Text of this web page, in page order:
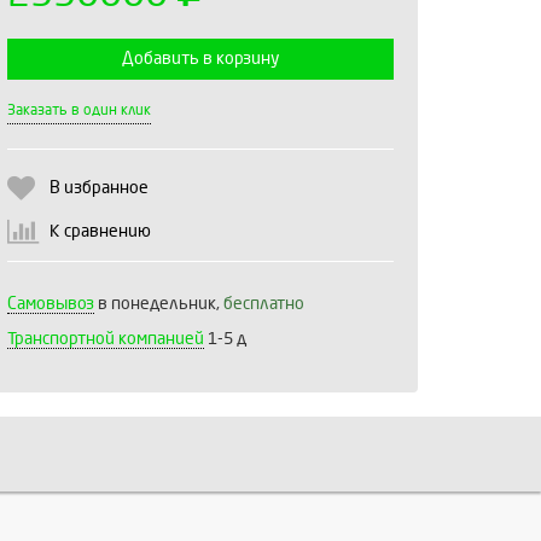
Добавить в корзину
Заказать в один клик
В избранное
К сравнению
Самовывоз в понедельник, бесплатно
Транспортной компанией 1-5 д